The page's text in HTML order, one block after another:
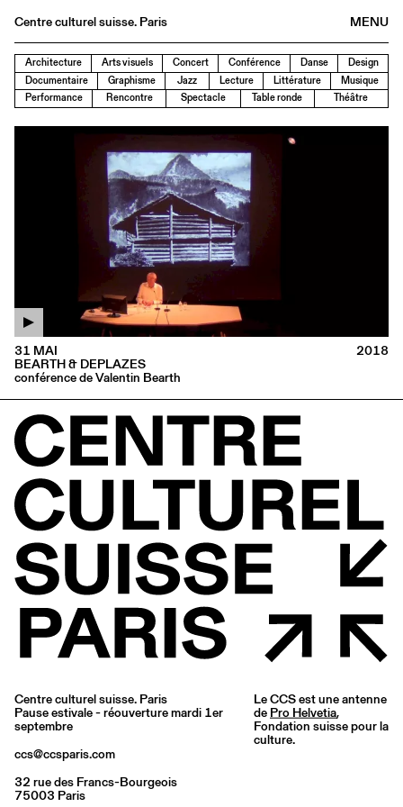
MENU
Centre culturel suisse. Paris
Agenda
Librairie
Architecture Arts visuels Concert Conférence Danse
Design
Documentaire
Graphisme Jazz Lecture Littérature
Musique
Performance
Rencontre Spectacle Table ronde Théâtre
BEARTH & DEPLAZES
conférence de Valentin Bearth
31 MAI 2018
Centre culturel suisse. Paris
Pause estivale - réouverture mardi 1er
septembre
ccs@ccsparis.com
32 rue des Francs-Bourgeois
75003 Paris
Le CCS est une antenne
de Pro Helvetia,
Fondation suisse pour la
culture.